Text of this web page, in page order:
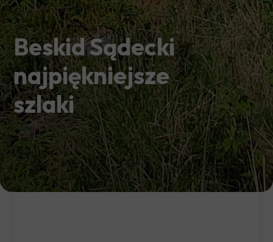
Beskid Sądecki
najpiękniejsze
szlaki